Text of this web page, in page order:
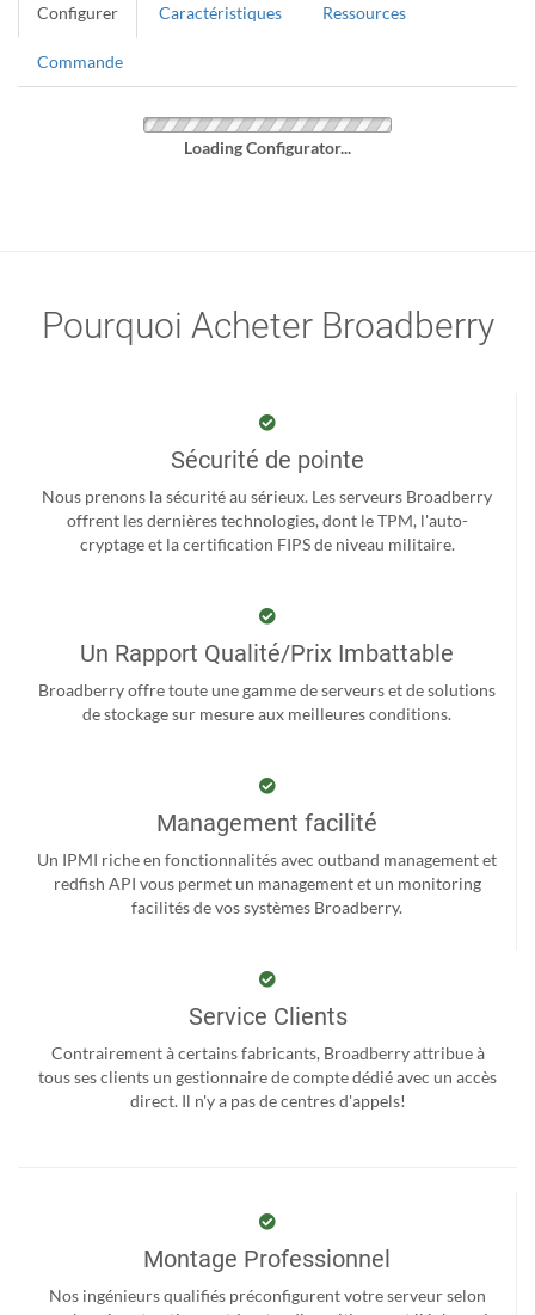
Configurer Caractéristiques Ressources
Commande
Loading Configurator...
Pourquoi Acheter Broadberry
Sécurité de pointe
Nous prenons la sécurité au sérieux. Les serveurs Broadberry
offrent les dernières technologies, dont le TPM, l'auto-
cryptage et la certification FIPS de niveau militaire.
Un Rapport Qualité/Prix Imbattable
Broadberry offre toute une gamme de serveurs et de solutions
de stockage sur mesure aux meilleures conditions.
Management facilité
Un IPMI riche en fonctionnalités avec outband management et
redfish API vous permet un management et un monitoring
facilités de vos systèmes Broadberry.
Service Clients
Contrairement à certains fabricants, Broadberry attribue à
tous ses clients un gestionnaire de compte dédié avec un accès
direct. Il n'y a pas de centres d'appels!
Montage Professionnel
Nos ingénieurs qualifiés préconfigurent votre serveur selon